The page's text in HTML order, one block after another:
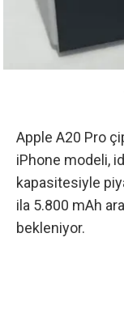
Apple A20 Pro
iPhone modeli,
kapasitesiyle
ila 5.800 mAh
bekleniyor.